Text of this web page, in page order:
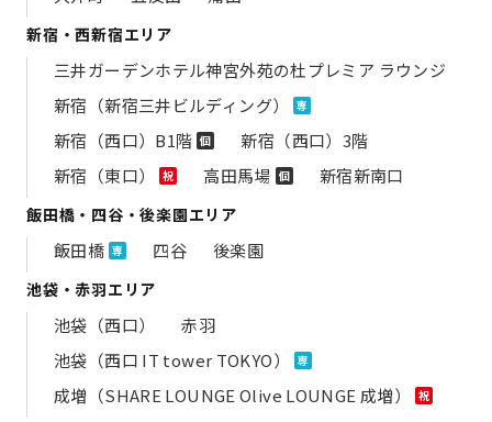
新宿・西新宿エリア
三井ガーデンホテル神宮外苑の​杜プレミア ラウンジ
新宿（新宿三井ビルディング）
専
新宿（西口）B1階 個
新宿（西口）3階
新宿（東口）
祝 高田馬場 個 新宿新南口
飯田橋・四谷・後楽園エリア
飯田橋 専 四谷 後楽園
池袋・赤羽エリア
池袋（西口）
赤羽
池袋（西口 IT tower TOKYO）
専
成増（SHARE LOUNGE Olive LOUNGE 成増） 祝